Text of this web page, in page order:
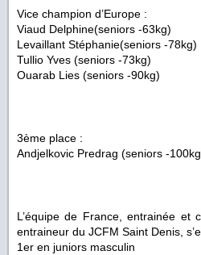
Vice champion d’Europe :
Viaud Delphine(seniors -63kg)
Levaillant Stéphanie(seniors -78kg)
Tullio Yves (seniors -73kg)
Ouarab Lies (seniors -90kg)
3ème place :
Andjelkovic Predrag (seniors -
L’équipe de France, entrainée et
entraineur du JCFM Saint Denis,
1er en juniors masculin